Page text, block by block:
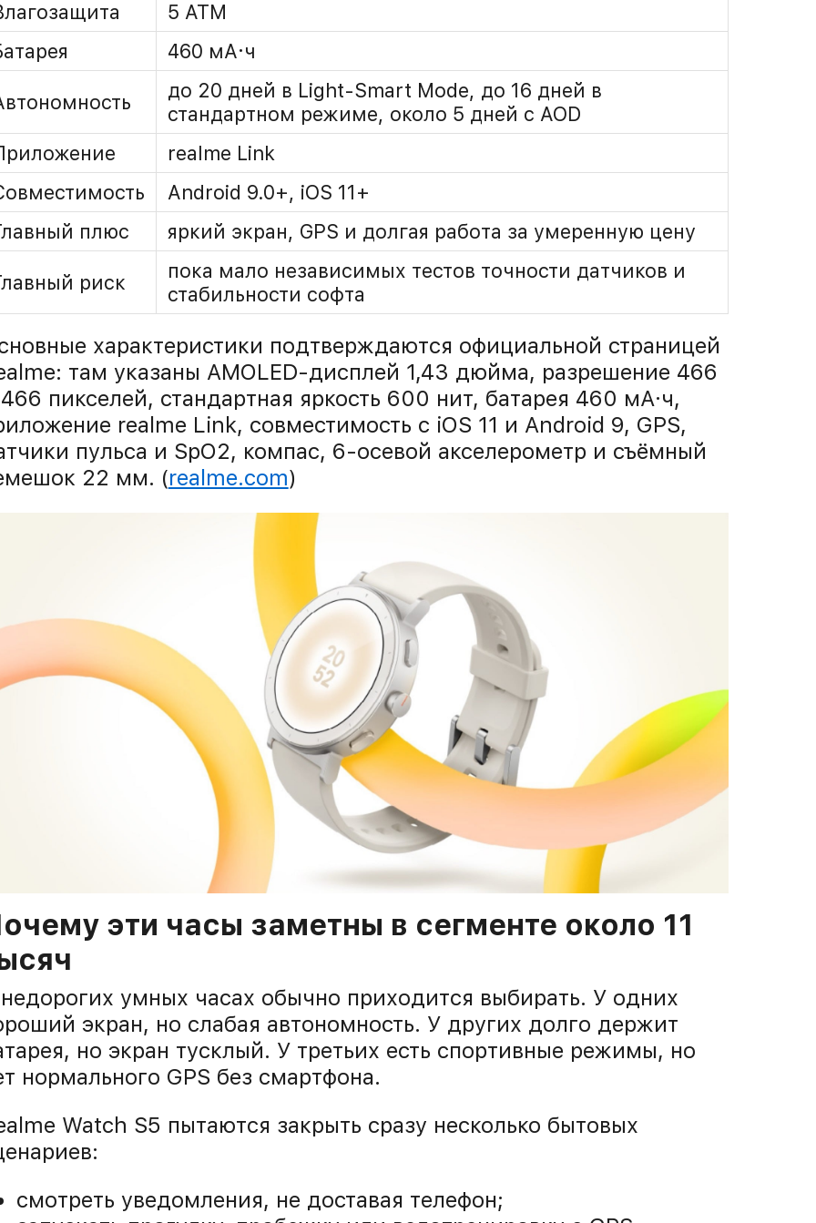
5 ATM
460 мА·ч
до 20 дней в Light-Smart Mode, до 16 дней в
стандартном режиме, около 5 дней с AOD
realme Link
Android 9.0+, iOS 11+
плюс
яркий экран, GPS и долгая работа за умеренную цену
риск
пока мало независимых тестов точности датчиков и
стабильности софта
характеристики подтверждаются официальной страницей
там указаны AMOLED-дисплей 1,43 дюйма, разрешение 466
пикселей, стандартная яркость 600 нит, батарея 460 мА·ч,
realme Link, совместимость с iOS 11 и Android 9, GPS,
пульса и SpO2, компас, 6-осевой акселерометр и съёмный
22 мм. (realme.com)
эти часы заметны в сегменте около 11
умных часах обычно приходится выбирать. У одних
экран, но слабая автономность. У других долго держит
но экран тусклый. У третьих есть спортивные режимы, но
нормального GPS без смартфона.
Watch S5 пытаются закрыть сразу несколько бытовых
смотреть уведомления, не доставая телефон;